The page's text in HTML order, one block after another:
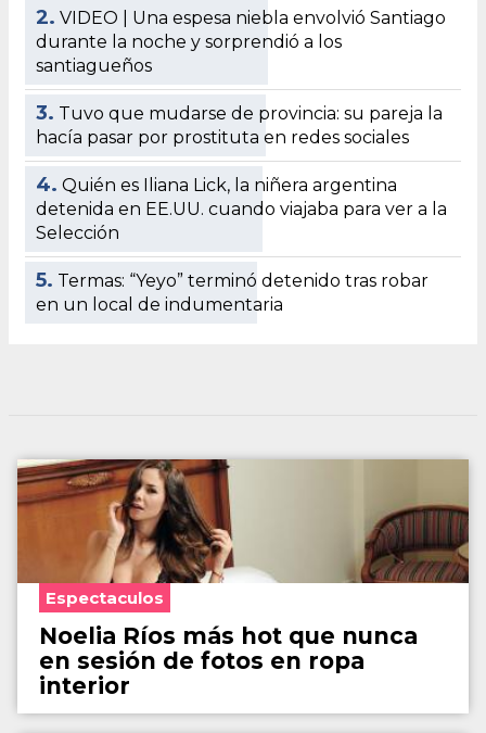
2. VIDEO | Una espesa niebla envolvió Santiago
durante la noche y sorprendió a los
santiagueños
3. Tuvo que mudarse de provincia: su pareja la
hacía pasar por prostituta en redes sociales
4. Quién es Iliana Lick, la niñera argentina
detenida en EE.UU. cuando viajaba para ver a la
Selección
5. Termas: “Yeyo” terminó detenido tras robar
en un local de indumentaria
Espectaculos
Noelia Ríos más hot que nunca
en sesión de fotos en ropa
interior